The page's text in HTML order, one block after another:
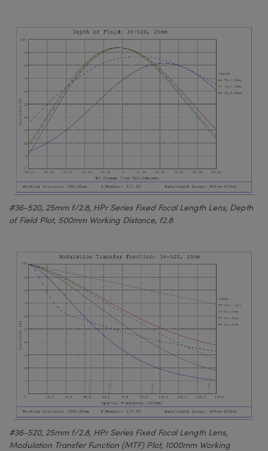
#36-520, 25mm f/2.8, HPr Series Fixed Focal Length Lens, Depth
of Field Plot, 500mm Working Distance, f2.8
#36-520, 25mm f/2.8, HPr Series Fixed Focal Length Lens,
Modulation Transfer Function (MTF) Plot, 1000mm Working